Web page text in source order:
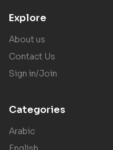
Explore
About us
Contact Us
Sign in/Join
Categories
Arabic